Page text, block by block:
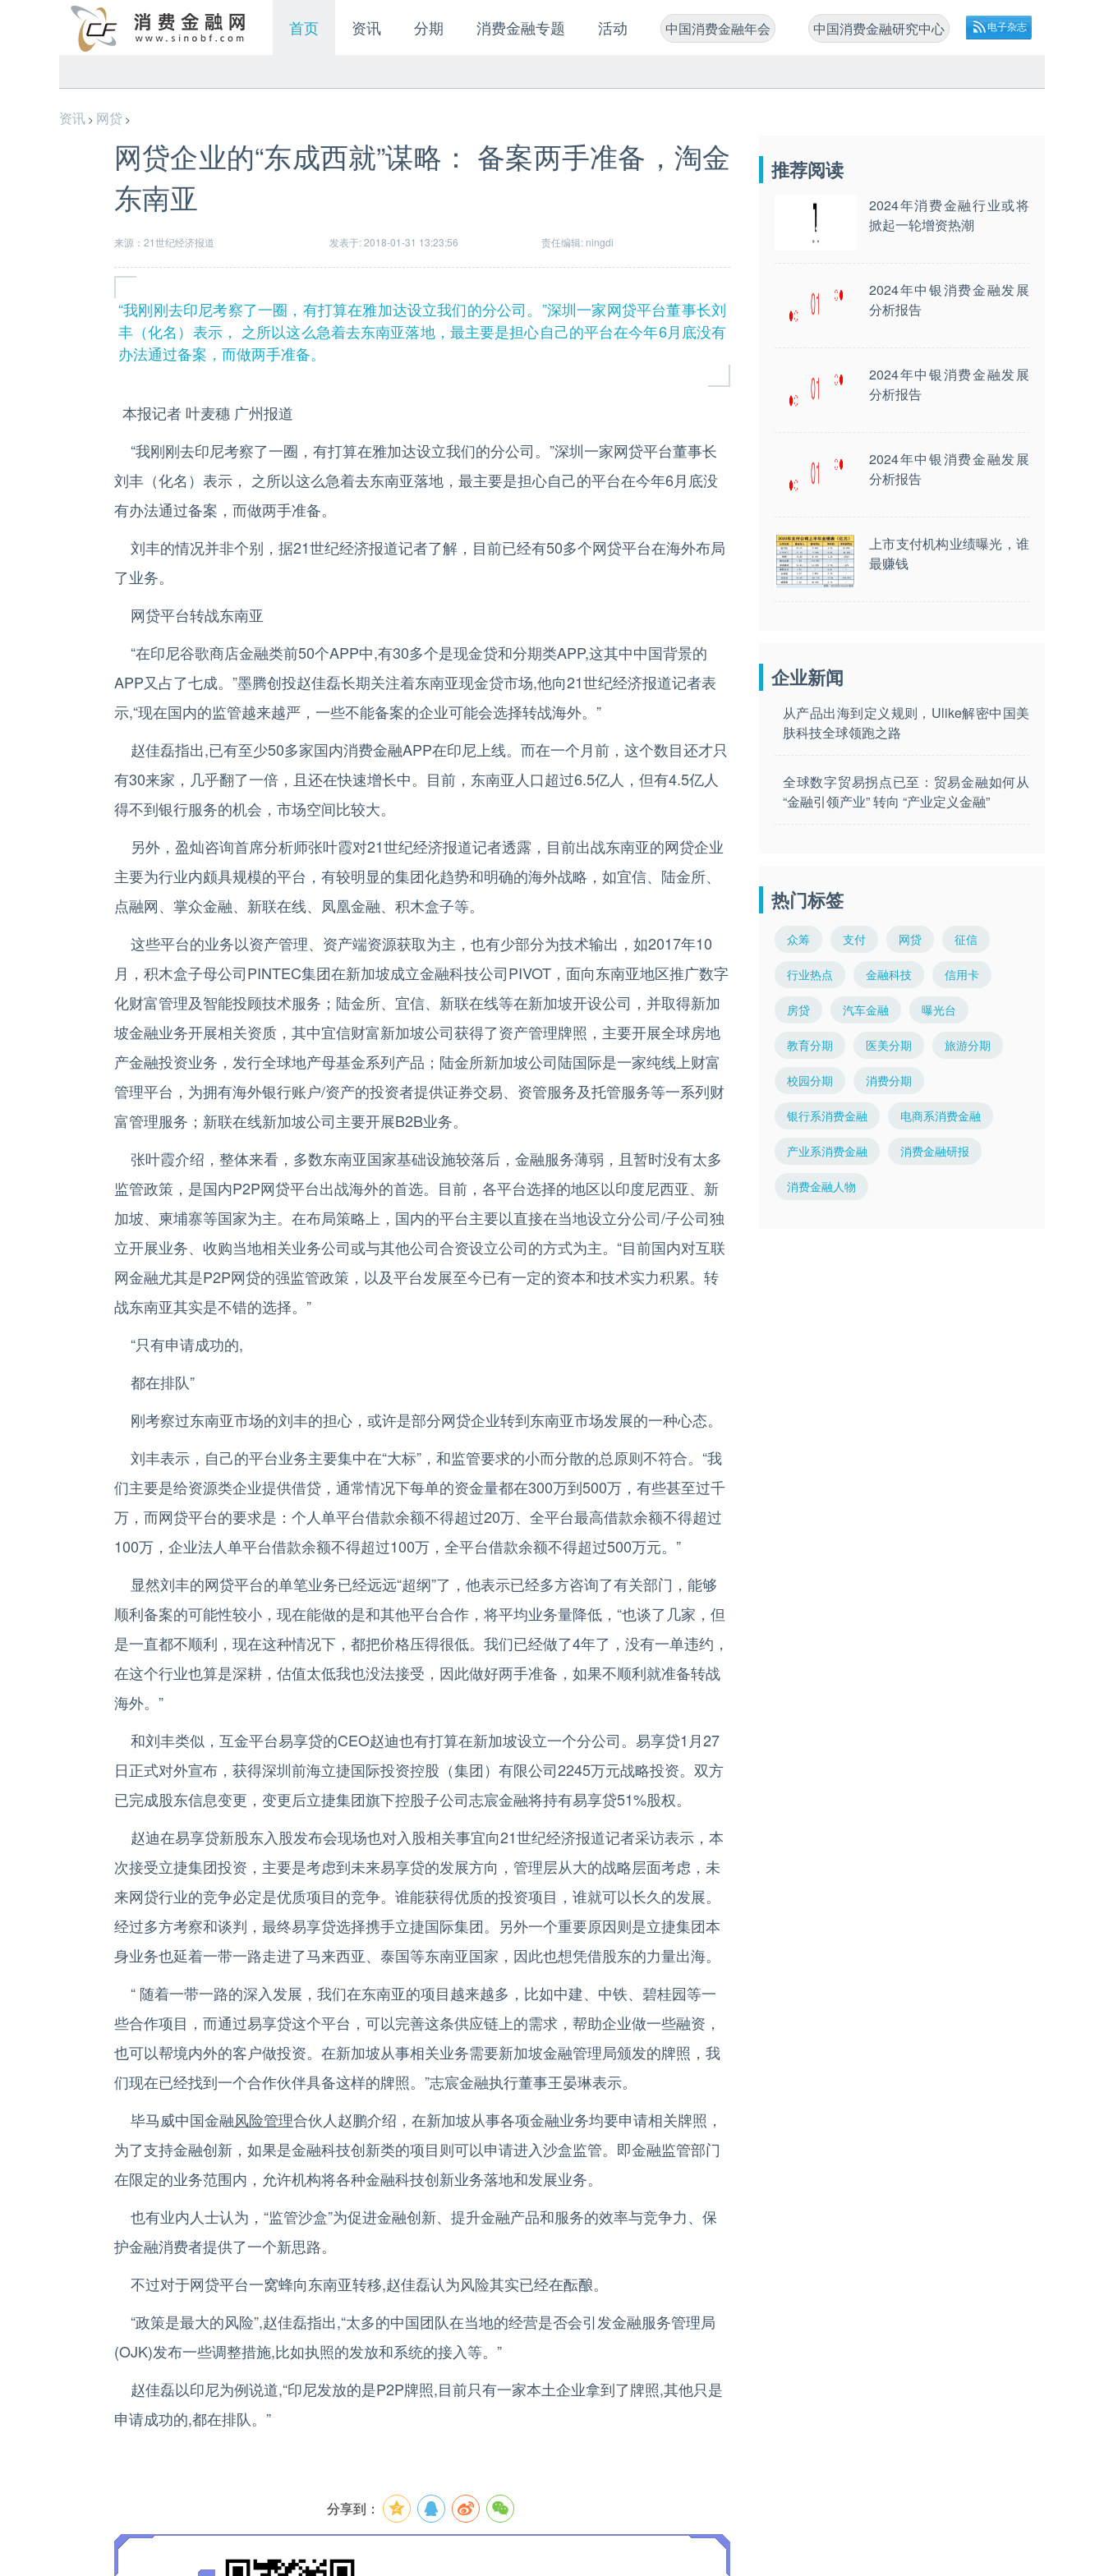
首页 资讯 分期 消费金融专题 活动 电子杂志
中国消费金融研究中心
中国消费金融年会
资讯 > 网贷 >
网贷企业的“东成西就”谋略： 备案两手准备，淘金
东南亚
来源：21世纪经济报道 发表于: 2018-01-31 13:23:56 责任编辑: ningdi
“我刚刚去印尼考察了一圈，有打算在雅加达设立我们的分公司。”深圳一家网贷平台董事长刘
丰（化名）表示， 之所以这么急着去东南亚落地，最主要是担心自己的平台在今年6月底没有
办法通过备案，而做两手准备。
本报记者 叶麦穗 广州报道
“我刚刚去印尼考察了一圈，有打算在雅加达设立我们的分公司。”深圳一家网贷平台董事长
刘丰（化名）表示， 之所以这么急着去东南亚落地，最主要是担心自己的平台在今年6月底没
有办法通过备案，而做两手准备。
刘丰的情况并非个别，据21世纪经济报道记者了解，目前已经有50多个网贷平台在海外布局
了业务。
网贷平台转战东南亚
“在印尼谷歌商店金融类前50个APP中,有30多个是现金贷和分期类APP,这其中中国背景的
APP又占了七成。”墨腾创投赵佳磊长期关注着东南亚现金贷市场,他向21世纪经济报道记者表
示,“现在国内的监管越来越严，一些不能备案的企业可能会选择转战海外。”
赵佳磊指出,已有至少50多家国内消费金融APP在印尼上线。而在一个月前，这个数目还才只
有30来家，几乎翻了一倍，且还在快速增长中。目前，东南亚人口超过6.5亿人，但有4.5亿人
得不到银行服务的机会，市场空间比较大。
另外，盈灿咨询首席分析师张叶霞对21世纪经济报道记者透露，目前出战东南亚的网贷企业
主要为行业内颇具规模的平台，有较明显的集团化趋势和明确的海外战略，如宜信、陆金所、
点融网、掌众金融、新联在线、凤凰金融、积木盒子等。
这些平台的业务以资产管理、资产端资源获取为主，也有少部分为技术输出，如2017年10
月，积木盒子母公司PINTEC集团在新加坡成立金融科技公司PIVOT，面向东南亚地区推广数字
化财富管理及智能投顾技术服务；陆金所、宜信、新联在线等在新加坡开设公司，并取得新加
坡金融业务开展相关资质，其中宜信财富新加坡公司获得了资产管理牌照，主要开展全球房地
产金融投资业务，发行全球地产母基金系列产品；陆金所新加坡公司陆国际是一家纯线上财富
管理平台，为拥有海外银行账户/资产的投资者提供证券交易、资管服务及托管服务等一系列财
富管理服务；新联在线新加坡公司主要开展B2B业务。
张叶霞介绍，整体来看，多数东南亚国家基础设施较落后，金融服务薄弱，且暂时没有太多
监管政策，是国内P2P网贷平台出战海外的首选。目前，各平台选择的地区以印度尼西亚、新
加坡、柬埔寨等国家为主。在布局策略上，国内的平台主要以直接在当地设立分公司/子公司独
立开展业务、收购当地相关业务公司或与其他公司合资设立公司的方式为主。“目前国内对互联
网金融尤其是P2P网贷的强监管政策，以及平台发展至今已有一定的资本和技术实力积累。转
战东南亚其实是不错的选择。”
“只有申请成功的,
都在排队”
刚考察过东南亚市场的刘丰的担心，或许是部分网贷企业转到东南亚市场发展的一种心态。
刘丰表示，自己的平台业务主要集中在“大标”，和监管要求的小而分散的总原则不符合。“我
们主要是给资源类企业提供借贷，通常情况下每单的资金量都在300万到500万，有些甚至过千
万，而网贷平台的要求是：个人单平台借款余额不得超过20万、全平台最高借款余额不得超过
100万，企业法人单平台借款余额不得超过100万，全平台借款余额不得超过500万元。”
显然刘丰的网贷平台的单笔业务已经远远“超纲”了，他表示已经多方咨询了有关部门，能够
顺利备案的可能性较小，现在能做的是和其他平台合作，将平均业务量降低，“也谈了几家，但
是一直都不顺利，现在这种情况下，都把价格压得很低。我们已经做了4年了，没有一单违约，
在这个行业也算是深耕，估值太低我也没法接受，因此做好两手准备，如果不顺利就准备转战
海外。”
和刘丰类似，互金平台易享贷的CEO赵迪也有打算在新加坡设立一个分公司。易享贷1月27
日正式对外宣布，获得深圳前海立捷国际投资控股（集团）有限公司2245万元战略投资。双方
已完成股东信息变更，变更后立捷集团旗下控股子公司志宸金融将持有易享贷51%股权。
赵迪在易享贷新股东入股发布会现场也对入股相关事宜向21世纪经济报道记者采访表示，本
次接受立捷集团投资，主要是考虑到未来易享贷的发展方向，管理层从大的战略层面考虑，未
来网贷行业的竞争必定是优质项目的竞争。谁能获得优质的投资项目，谁就可以长久的发展。
经过多方考察和谈判，最终易享贷选择携手立捷国际集团。另外一个重要原因则是立捷集团本
身业务也延着一带一路走进了马来西亚、泰国等东南亚国家，因此也想凭借股东的力量出海。
“ 随着一带一路的深入发展，我们在东南亚的项目越来越多，比如中建、中铁、碧桂园等一
些合作项目，而通过易享贷这个平台，可以完善这条供应链上的需求，帮助企业做一些融资，
也可以帮境内外的客户做投资。在新加坡从事相关业务需要新加坡金融管理局颁发的牌照，我
们现在已经找到一个合作伙伴具备这样的牌照。”志宸金融执行董事王晏琳表示。
毕马威中国金融风险管理合伙人赵鹏介绍，在新加坡从事各项金融业务均要申请相关牌照，
为了支持金融创新，如果是金融科技创新类的项目则可以申请进入沙盒监管。即金融监管部门
在限定的业务范围内，允许机构将各种金融科技创新业务落地和发展业务。
也有业内人士认为，“监管沙盒”为促进金融创新、提升金融产品和服务的效率与竞争力、保
护金融消费者提供了一个新思路。
不过对于网贷平台一窝蜂向东南亚转移,赵佳磊认为风险其实已经在酝酿。
“政策是最大的风险”,赵佳磊指出,“太多的中国团队在当地的经营是否会引发金融服务管理局
(OJK)发布一些调整措施,比如执照的发放和系统的接入等。”
赵佳磊以印尼为例说道,“印尼发放的是P2P牌照,目前只有一家本土企业拿到了牌照,其他只是
申请成功的,都在排队。”
分享到：
推荐阅读
2024年消费金融行业或将
掀起一轮增资热潮
2024年中银消费金融发展
分析报告
2024年中银消费金融发展
分析报告
2024年中银消费金融发展
分析报告
上市支付机构业绩曝光，谁
最赚钱
企业新闻
从产品出海到定义规则，Ulike解密中国美
肤科技全球领跑之路
全球数字贸易拐点已至：贸易金融如何从
“金融引领产业” 转向 “产业定义金融”
热门标签
众筹 支付 网贷 征信
行业热点 金融科技 信用卡
房贷 汽车金融 曝光台
教育分期 医美分期 旅游分期
校园分期 消费分期
银行系消费金融 电商系消费金融
产业系消费金融 消费金融研报
消费金融人物